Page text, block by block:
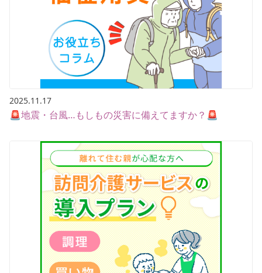
2025.11.17
🚨地震・台風…もしもの災害に備えてますか？🚨